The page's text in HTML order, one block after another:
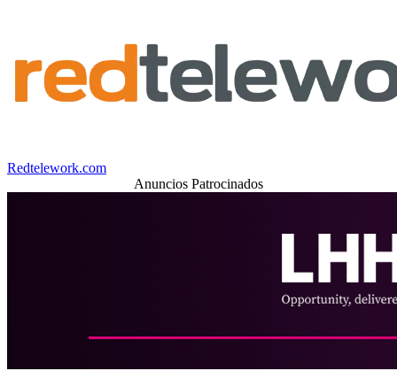
Redtelework.com
Anuncios Patrocinados